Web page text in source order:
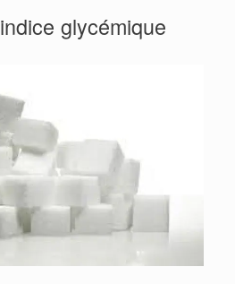
indice glycémique